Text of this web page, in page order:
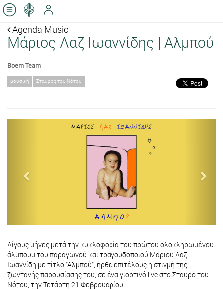
Agenda Music
Mάριος Λαζ Ιωαννίδης | Αλμπού
Boem Team
μουσική Σταυρός του Νότου
Λίγους μήνες μετά την κυκλοφορία του πρώτου ολοκληρωμένου
άλμπουμ του παραγωγού και τραγουδοποιού Μάριου Λαζ
Ιωαννίδη με τίτλο "Αλμπού", ήρθε επιτέλους η στιγμή της
ζωντανής παρουσίασης του, σε ένα γιορτινό live στο Σταυρό του
Νότου, την Τετάρτη 21 Φεβρουαρίου.